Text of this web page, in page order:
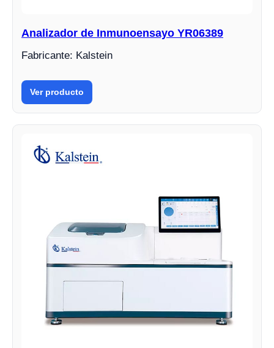
Analizador de Inmunoensayo YR06389
Fabricante: Kalstein
Ver producto